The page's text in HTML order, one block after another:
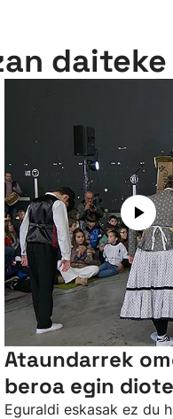
daiteke
Ataundarrek
beroa egin
Eguraldi eskasak ez du